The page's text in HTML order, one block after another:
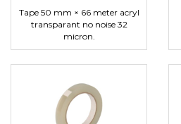
Tape 50 mm × 66 meter acryl
transparant no noise 32
micron.